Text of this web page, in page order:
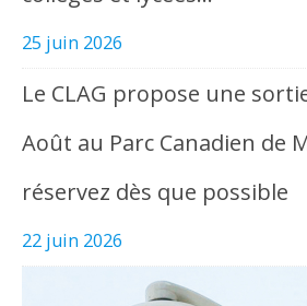
25 juin 2026
Le CLAG propose une
Août au Parc Canadien de
réservez dès que possible
22 juin 2026